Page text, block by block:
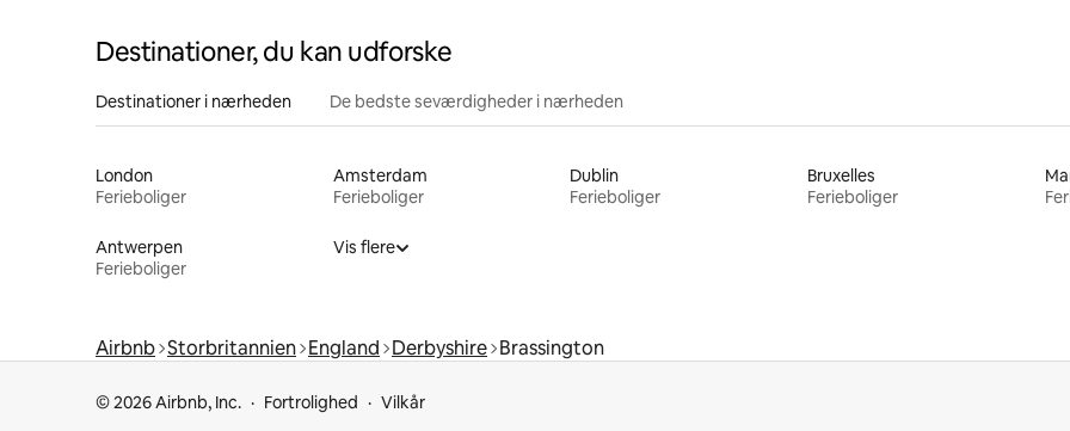
Destinationer, du kan udforske
Destinationer i nærheden De bedste seværdigheder i nærheden
London
Ferieboliger
Amsterdam
Ferieboliger
Dublin
Ferieboliger
Bruxelles
Ferieboliger
Antwerpen
Ferieboliger
Vis flere
Airbnb Storbritannien England Derbyshire Brassington
© 2026 Airbnb, Inc. Fortrolighed Vilkår